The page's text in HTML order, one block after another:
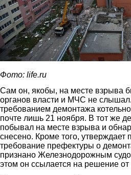
Фото: life.ru
Сам он, якобы, на месте взрыва
органов власти и МЧС не
требованием демонтажа
почте лишь 21 ноября. В тот же
побывал на месте взрыва и
снесено. Кроме того, утверждает
требование префектуры о
признано Железнодорожным
этом он ссылается на решение от